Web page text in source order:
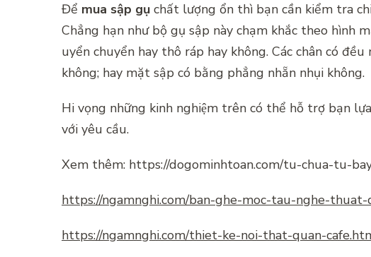
Để mua sập gụ chất lượng ổn thì bạn cần kiểm tra
Chẳng hạn như bộ gụ sập này chạm khắc theo hình
uyển chuyển hay thô ráp hay không. Các chân có
không; hay mặt sập có bằng phẳng nhẵn nhụi không.
Hi vọng những kinh nghiệm trên có thể hỗ trợ bạn
với yêu cầu.
Xem thêm: https://dogominhtoan.com/tu-chua-tu-
https://ngamnghi.com/ban-ghe-moc-tau-nghe-
https://ngamnghi.com/thiet-ke-noi-that-quan-